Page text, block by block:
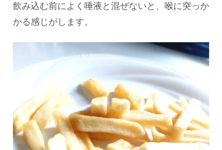
飲み込む前によく唾液と混ぜないと、喉に突っか
かる感じがします。